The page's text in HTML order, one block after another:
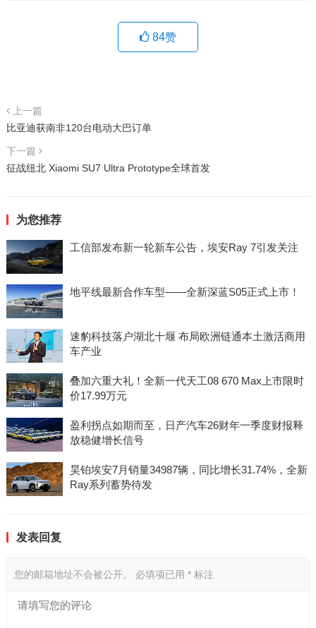
84赞
上一篇
比亚迪获南非120台电动大巴订单
下一篇
征战纽北 Xiaomi SU7 Ultra Prototype全球首发
为您推荐
工信部发布新一轮新车公告，埃安Ray 7引发关注
地平线最新合作车型——全新深蓝S05正式上市！
速豹科技落户湖北十堰 布局欧洲链通本土激活商用
车产业
叠加六重大礼！全新一代天工08 670 Max上市限时
价17.99万元
盈利拐点如期而至，日产汽车26财年一季度财报释
放稳健增长信号
昊铂埃安7月销量34987辆，同比增长31.74%，全新
Ray系列蓄势待发
发表回复
您的邮箱地址不会被公开。 必填项已用 *标注